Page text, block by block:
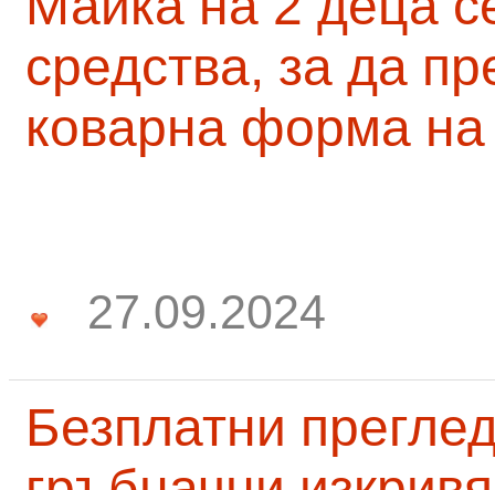
средства, за да
коварна форма на
27.09.2024
Безплатни